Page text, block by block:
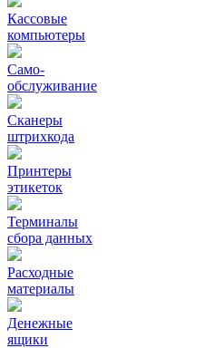
Кассовые
компьютеры
Само-
обслуживание
Сканеры
штрихкода
Принтеры
этикеток
Терминалы
сбора данных
Расходные
материалы
Денежные
ящики